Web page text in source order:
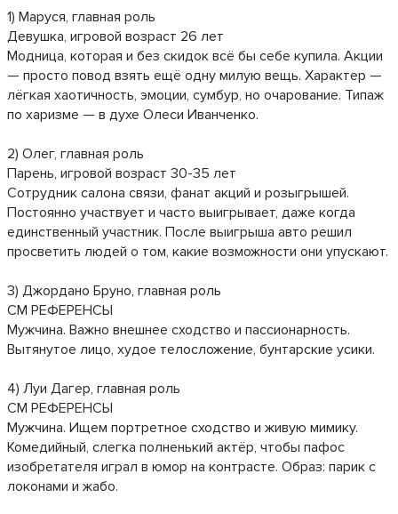
1) Маруся, главная роль
Девушка, игровой возраст 26 лет
Модница, которая и без скидок всё бы себе купила. Акции
— просто повод взять ещё одну милую вещь. Характер —
лёгкая хаотичность, эмоции, сумбур, но очарование. Типаж
по харизме — в духе Олеси Иванченко.
2) Олег, главная роль
Парень, игровой возраст 30-35 лет
Сотрудник салона связи, фанат акций и розыгрышей.
Постоянно участвует и часто выигрывает, даже когда
единственный участник. После выигрыша авто решил
просветить людей о том, какие возможности они упускают.
3) Джордано Бруно, главная роль
СМ РЕФЕРЕНСЫ
Мужчина. Важно внешнее сходство и пассионарность.
Вытянутое лицо, худое телосложение, бунтарские усики.
4) Луи Дагер, главная роль
СМ РЕФЕРЕНСЫ
Мужчина. Ищем портретное сходство и живую мимику.
Комедийный, слегка полненький актёр, чтобы пафос
изобретателя играл в юмор на контрасте. Образ: парик с
локонами и жабо.